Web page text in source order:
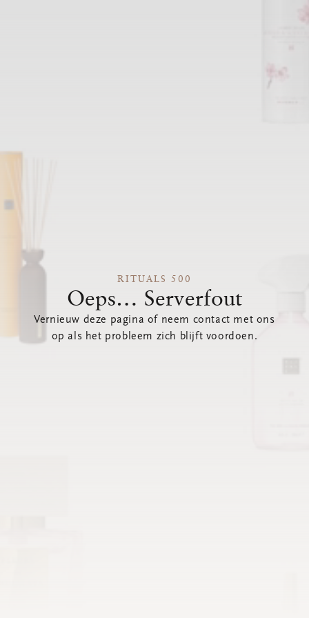
RITUALS 500
Oeps… Serverfout
Vernieuw deze pagina of neem contact met ons
op als het probleem zich blijft voordoen.